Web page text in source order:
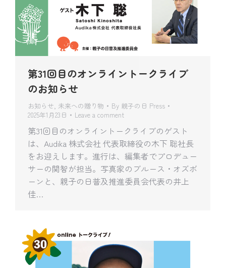
第31回目のオンライントークライブ
のお知らせ
お知らせ, 未来への贈り物 By 親子の日 Press
2025年1月23日
Leave a comment
第31回目のオンライントークライブのゲスト
は、Audika 株式会社 代表取締役の木下 聡社長
をお迎えします。進行は、編集者でプロデュー
サーの関智が担当。写真家のブルース・オズボ
ーンと、親子の日普及推進委員会代表の井上
佳…